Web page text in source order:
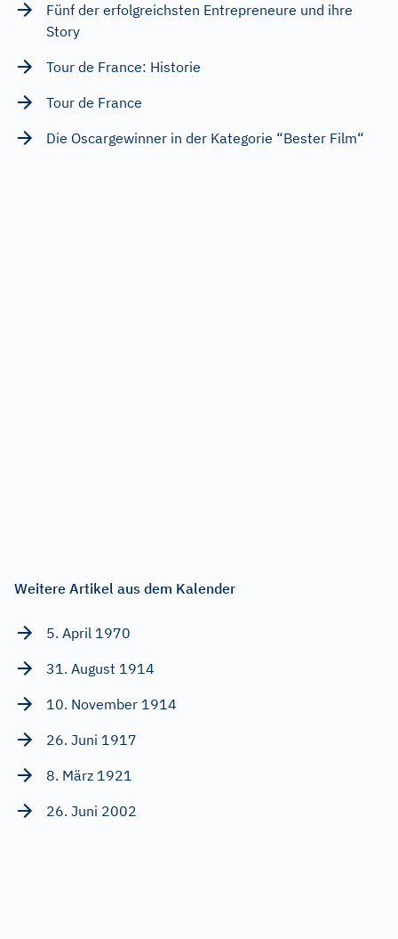
Fünf der erfolgreichsten Entrepreneure und ihre
Story
Tour de France: Historie
Tour de France
Die Oscargewinner in der Kategorie “Bester Film“
Weitere Artikel aus dem Kalender
5. April 1970
31. August 1914
10. November 1914
26. Juni 1917
8. März 1921
26. Juni 2002